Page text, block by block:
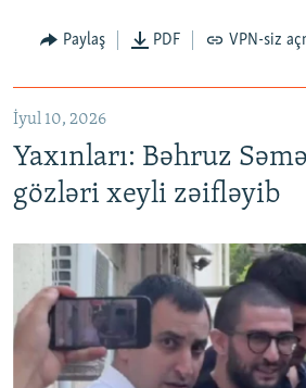
Paylaş PDF VPN-siz
İyul 10, 2026
Yaxınları: Bəhruz
gözləri xeyli zəifləyib